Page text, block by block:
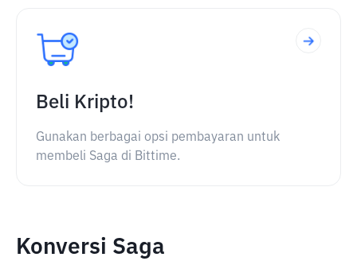
Beli Kripto!
Gunakan berbagai opsi pembayaran untuk
membeli Saga di Bittime.
Konversi Saga